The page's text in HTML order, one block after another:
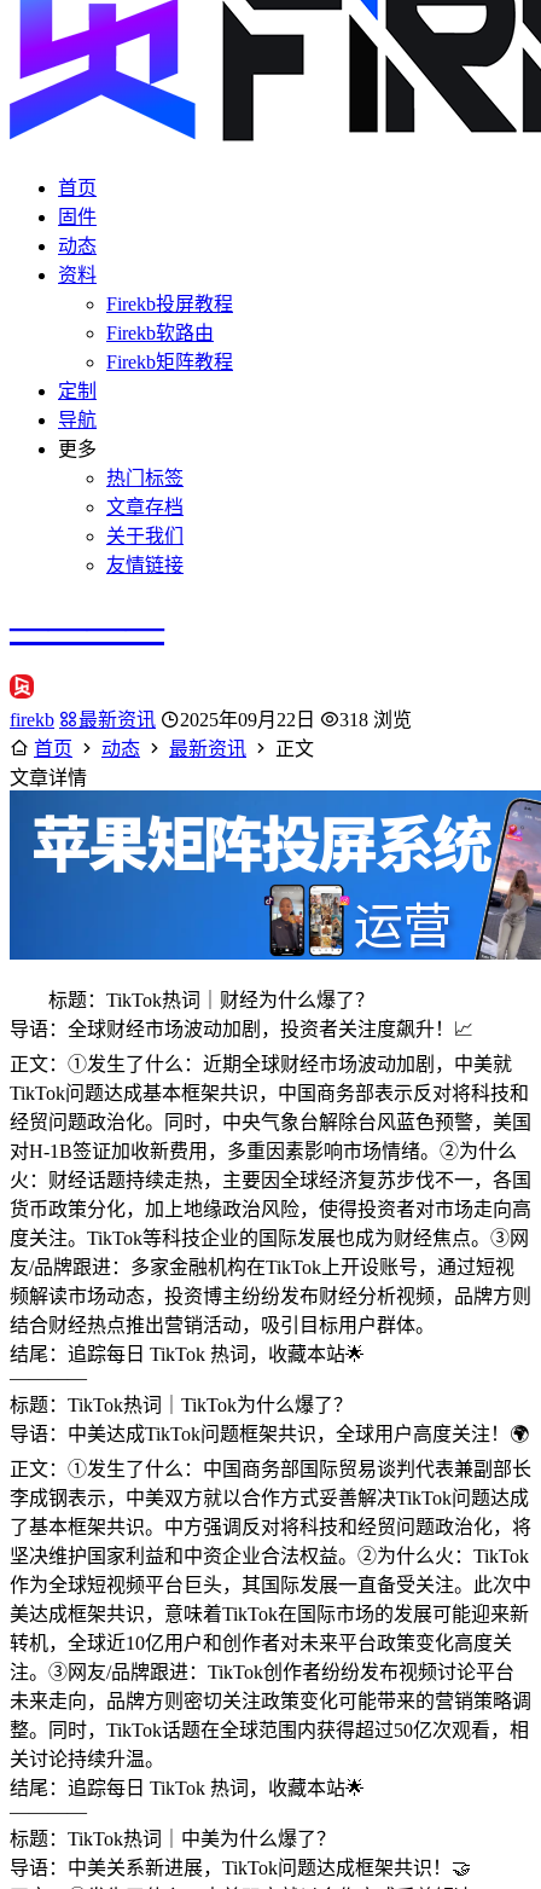
首页
固件
动态
资料
Firekb投屏教程
Firekb软路由
Firekb矩阵教程
定制
导航
更多
热门标签
文章存档
关于我们
友情链接
————
firekb 最新资讯 2025年09月22日
318 浏览
首页
动态 最新资讯
正文
文章详情
标题：TikTok热词｜财经为什么爆了？
导语：全球财经市场波动加剧，投资者关注度飙升！📈
正文：①发生了什么：近期全球财经市场波动加剧，中美就
TikTok问题达成基本框架共识，中国商务部表示反对将科技和
经贸问题政治化。同时，中央气象台解除台风蓝色预警，美国
对H-1B签证加收新费用，多重因素影响市场情绪。②为什么
火：财经话题持续走热，主要因全球经济复苏步伐不一，各国
货币政策分化，加上地缘政治风险，使得投资者对市场走向高
度关注。TikTok等科技企业的国际发展也成为财经焦点。③网
友/品牌跟进：多家金融机构在TikTok上开设账号，通过短视
频解读市场动态，投资博主纷纷发布财经分析视频，品牌方则
结合财经热点推出营销活动，吸引目标用户群体。
结尾：追踪每日 TikTok 热词，收藏本站🌟
————
标题：TikTok热词｜TikTok为什么爆了？
导语：中美达成TikTok问题框架共识，全球用户高度关注！🌍
正文：①发生了什么：中国商务部国际贸易谈判代表兼副部长
李成钢表示，中美双方就以合作方式妥善解决TikTok问题达成
了基本框架共识。中方强调反对将科技和经贸问题政治化，将
坚决维护国家利益和中资企业合法权益。②为什么火：TikTok
作为全球短视频平台巨头，其国际发展一直备受关注。此次中
美达成框架共识，意味着TikTok在国际市场的发展可能迎来新
转机，全球近10亿用户和创作者对未来平台政策变化高度关
注。③网友/品牌跟进：TikTok创作者纷纷发布视频讨论平台
未来走向，品牌方则密切关注政策变化可能带来的营销策略调
整。同时，TikTok话题在全球范围内获得超过50亿次观看，相
关讨论持续升温。
结尾：追踪每日 TikTok 热词，收藏本站🌟
————
标题：TikTok热词｜中美为什么爆了？
导语：中美关系新进展，TikTok问题达成框架共识！🤝